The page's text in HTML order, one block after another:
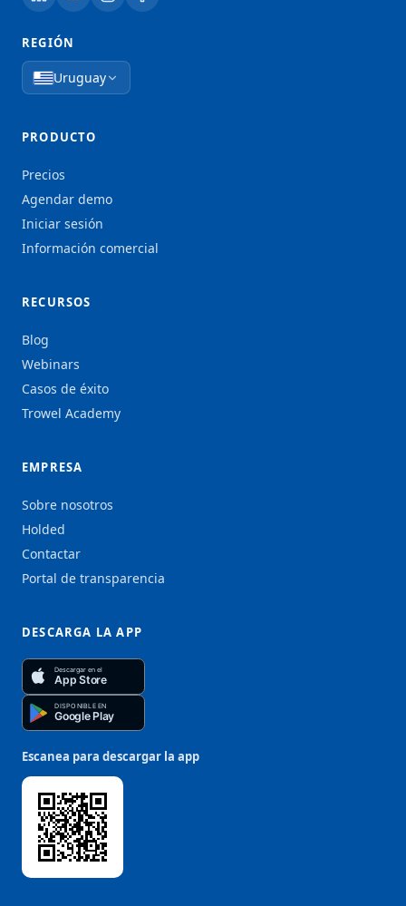
REGIÓN
Uruguay
PRODUCTO
Precios
Agendar demo
Iniciar sesión
Información comercial
RECURSOS
Blog
Webinars
Casos de éxito
Trowel Academy
EMPRESA
Sobre nosotros
Holded
Contactar
Portal de transparencia
DESCARGA LA APP
Descargar en el
App Store
DISPONIBLE EN
Google Play
Escanea para descargar la app